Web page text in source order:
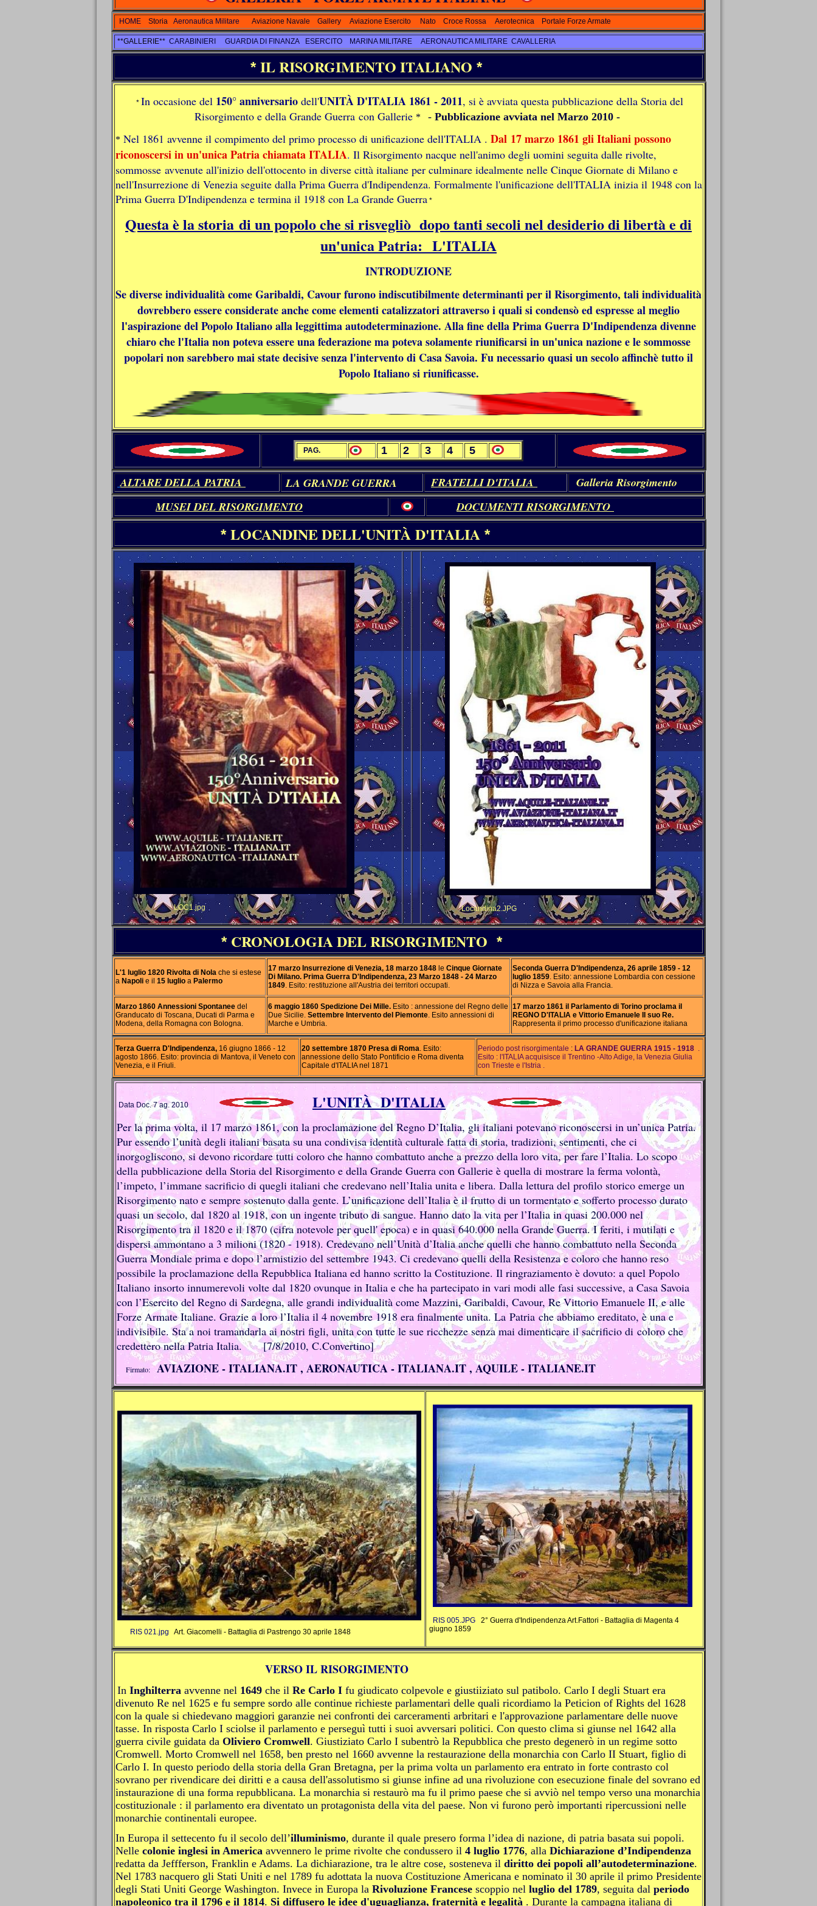
HOME Storia Aeronautica Militare Aviazione Navale Gallery Aviazione Esercito Nato Croce Rossa Aerotecnica Portale Forze Armate
**GALLERIE** CARABINIERI GUARDIA DI FINANZA ESERCITO MARINA MILITARE AERONAUTICA MILITARE CAVALLERIA
* IL RISORGIMENTO ITALIANO *
* In occasione del 150° anniversariodell'UNITÀ D'ITALIA 1861 - 2011, si è avviata questa pubblicazione della Storia del
Risorgimento e della Grande Guerra con Gallerie * - Pubblicazione avviata nel Marzo 2010 -
* Nel 1861 avvenne il compimento del primo processo di unificazione dell'ITALIA . Dal 17 marzo 1861 gli Italiani possono
riconoscersi in un'unica Patria chiamata ITALIA. Il Risorgimento nacque nell'animo degli uomini seguita dalle rivolte,
sommosse avvenute all'inizio dell'ottocento in diverse città italiane per culminare idealmente nelle Cinque Giornate di Milano e
nell'Insurrezione di Venezia seguite dalla Prima Guerra d'Indipendenza. Formalmente l'unificazione dell'ITALIA inizia il 1948 con la
Prima Guerra D'Indipendenza e termina il 1918 con La Grande Guerra *
Questa è la storia di un popolo che si risvegliò dopo tanti secoli nel desiderio di libertà e di
un'unica Patria: L'ITALIA
INTRODUZIONE
Se diverse individualità come Garibaldi, Cavour furono indiscutibilmente determinanti per il Risorgimento, tali individualità
dovrebbero essere considerate anche come elementi catalizzatori attraverso i quali si condensò ed espresse al meglio
l'aspirazione del Popolo Italiano alla leggittima autodeterminazione. Alla fine della Prima Guerra D'Indipendenza divenne
chiaro che l'Italia non poteva essere una federazione ma poteva solamente riunificarsi in un'unica nazione e le sommosse
popolari non sarebbero mai state decisive senza l'intervento di Casa Savoia. Fu necessario quasi un secolo affinchè tutto il
Popolo Italiano si riunificasse.
PAG. 1 2 3 4 5
ALTARE DELLA PATRIA LA GRANDE GUERRA FRATELLI D'ITALIA
Galleria Risorgimento
MUSEI DEL RISORGIMENTO
DOCUMENTI RISORGIMENTO
* LOCANDINE DELL'UNITÀ D'ITALIA *
LOC1.jpg Locandina2.JPG
* CRONOLOGIA DEL RISORGIMENTO *
L'1 luglio 1820 Rivolta di Nolache si estese
a Napolie il 15 luglioa Palermo
17 marzo Insurrezione di Venezia, 18 marzo 1848le Cinque Giornate
Di Milano. Prima Guerra D'Indipendenza, 23 Marzo 1848 - 24 Marzo
1849. Esito: restituzione all'Austria dei territori occupati.
Seconda Guerra D'Indipendenza, 26 aprile 1859 - 12
luglio 1859. Esito: annessione Lombardia con cessione
di Nizza e Savoia alla Francia.
Marzo 1860 Annessioni Spontaneedel
Granducato di Toscana, Ducati di Parma e
Modena, della Romagna con Bologna.
6 maggio 1860 Spedizione Dei Mille.Esito : annessione del Regno delle
Due Sicilie. Settembre Intervento del Piemonte. Esito annessioni di
Marche e Umbria.
17 marzo 1861 il Parlamento di Torino proclama il
REGNO D'ITALIA e Vittorio Emanuele II suo Re.
Rappresenta il primo processo d'unificazione italiana
Terza Guerra D'Indipendenza,16 giugno 1866 - 12
agosto 1866. Esito: provincia di Mantova, il Veneto con
Venezia, e il Friuli.
20 settembre 1870 Presa di Roma. Esito:
annessione dello Stato Pontificio e Roma diventa
Capitale d'ITALIA nel 1871
Periodo post risorgimentale : LA GRANDE GUERRA 1915 - 1918 .
Esito : l'ITALIA acquisisce il Trentino -Alto Adige, la Venezia Giulia
con Trieste e l'Istria .
Data Doc. 7 ag. 2010 L'UNITÀ D'ITALIA
Per la prima volta, il 17 marzo 1861, con la proclamazione del Regno D’Italia, gli italiani potevano riconoscersi in un’unica Patria.
Pur essendo l’unità degli italiani basata su una condivisa identità culturale fatta di storia, tradizioni, sentimenti, che ci
inorgogliscono, si devono ricordare tutti coloro che hanno combattuto anche a prezzo della loro vita, per fare l’Italia. Lo scopo
della pubblicazione della Storia del Risorgimento e della Grande Guerra con Gallerie è quella di mostrare la ferma volontà,
l’impeto, l’immane sacrificio di quegli italiani che credevano nell’Italia unita e libera. Dalla lettura del profilo storico emerge un
Risorgimento nato e sempre sostenuto dalla gente. L’unificazione dell’Italia è il frutto di un tormentato e sofferto processo durato
quasi un secolo, dal 1820 al 1918, con un ingente tributo di sangue. Hanno dato la vita per l’Italia in quasi 200.000 nel
Risorgimento tra il 1820 e il 1870 (cifra notevole per quell' epoca) e in quasi 640.000 nella Grande Guerra. I feriti, i mutilati e
dispersi ammontano a 3 milioni (1820 - 1918). Credevano nell’Unità d’Italia anche quelli che hanno combattuto nella Seconda
Guerra Mondiale prima e dopo l’armistizio del settembre 1943. Ci credevano quelli della Resistenza e coloro che hanno reso
possibile la proclamazione della Repubblica Italiana ed hanno scritto la Costituzione. Il ringraziamento è dovuto: a quel Popolo
Italiano insorto innumerevoli volte dal 1820 ovunque in Italia e che ha partecipato in vari modi alle fasi successive, a Casa Savoia
con l’Esercito del Regno di Sardegna, alle grandi individualità come Mazzini, Garibaldi, Cavour, Re Vittorio Emanuele II, e alle
Forze Armate Italiane. Grazie a loro l’Italia il 4 novembre 1918 era finalmente unita. La Patria che abbiamo ereditato, è una e
indivisibile. Sta a noi tramandarla ai nostri figli, unita con tutte le sue ricchezze senza mai dimenticare il sacrificio di coloro che
credettero nella Patria Italia. [7/8/2010, C.Convertino]
Firmato:AVIAZIONE - ITALIANA.IT , AERONAUTICA - ITALIANA.IT , AQUILE - ITALIANE.IT
RIS 021.jpg Art. Giacomelli - Battaglia di Pastrengo 30 aprile 1848
RIS 005.JPG 2° Guerra d'Indipendenza Art.Fattori - Battaglia di Magenta 4
giugno 1859
VERSO IL RISORGIMENTO
In Inghilterra avvenne nel 1649 che il Re Carlo I fu giudicato colpevole e giustiiziato sul patibolo. Carlo I degli Stuart era
divenuto Re nel 1625 e fu sempre sordo alle continue richieste parlamentari delle quali ricordiamo la Peticion of Rights del 1628
con la quale si chiedevano maggiori garanzie nei confronti dei carceramenti arbritari e l'approvazione parlamentare delle nuove
tasse. In risposta Carlo I sciolse il parlamento e perseguì tutti i suoi avversari politici. Con questo clima si giunse nel 1642 alla
guerra civile guidata da Oliviero Cromwell. Giustiziato Carlo I subentrò la Repubblica che presto degenerò in un regime sotto
Cromwell. Morto Cromwell nel 1658, ben presto nel 1660 avvenne la restaurazione della monarchia con Carlo II Stuart, figlio di
Carlo I. In questo periodo della storia della Gran Bretagna, per la prima volta un parlamento era entrato in forte contrasto col
sovrano per rivendicare dei diritti e a causa dell'assolutismo si giunse infine ad una rivoluzione con esecuzione finale del sovrano ed
instaurazione di una forma repubblicana. La monarchia si restaurò ma fu il primo paese che si avviò nel tempo verso una monarchia
costituzionale : il parlamento era diventato un protagonista della vita del paese. Non vi furono però importanti ripercussioni nelle
monarchie continentali europee.
In Europa il settecento fu il secolo dell’illuminismo, durante il quale presero forma l’idea di nazione, di patria basata sui popoli.
Nelle colonie inglesi in America avvennero le prime rivolte che condussero il 4 luglio 1776, alla Dichiarazione d’Indipendenza
redatta da Jeffferson, Franklin e Adams. La dichiarazione, tra le altre cose, sosteneva il diritto dei popoli all’autodeterminazione.
Nel 1783 nacquero gli Stati Uniti e nel 1789 fu adottata la nuova Costituzione Americana e nominato il 30 aprile il primo Presidente
degli Stati Uniti George Washington. Invece in Europa la Rivoluzione Francese scoppio nel luglio del 1789, seguita dal periodo
napoleonico tra il 1796 e il 1814. Si diffusero le idee d'uguaglianza, fraternità e legalità . Durante la campagna italiana di